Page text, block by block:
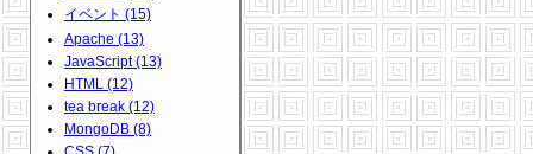
イベント (15)
Apache (13)
JavaScript (13)
HTML (12)
tea break (12)
MongoDB (8)